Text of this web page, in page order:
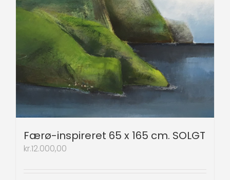
Færø-inspireret 65 x 165 cm. SOLGT
kr.12.000,00